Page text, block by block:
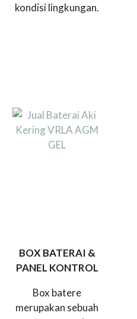
kondisi lingkungan.
BOX BATERAI &
PANEL KONTROL
Box batere
merupakan sebuah